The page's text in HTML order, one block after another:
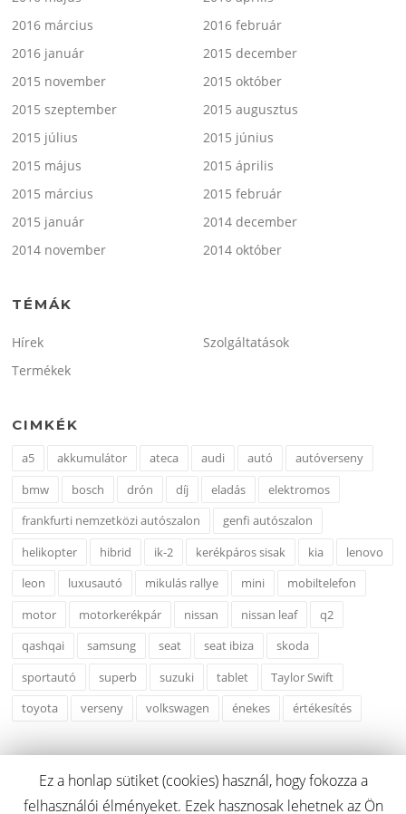
2016 március
2016 február
2016 január
2015 december
2015 november
2015 október
2015 szeptember
2015 augusztus
2015 július
2015 június
2015 május
2015 április
2015 március
2015 február
2015 január
2014 december
2014 november
2014 október
TÉMÁK
Hírek
Szolgáltatások
Termékek
CIMKÉK
a5 akkumulátor ateca audi autó
autóverseny
bmw
bosch drón díj eladás
elektromos
frankfurti nemzetközi autószalon
genfi autószalon
helikopter
hibrid ik-2 kerékpáros sisak kia
lenovo
leon
luxusautó mikulás rallye mini
mobiltelefon
motor
motorkerékpár nissan nissan leaf
q2
qashqai
samsung seat seat ibiza
skoda
sportautó
superb suzuki tablet
Taylor Swift
toyota
verseny volkswagen énekes értékesítés
Ez a honlap sütiket (cookies) használ, hogy fokozza a
felhasználói élményeket. Ezek hasznosak lehetnek az Ön